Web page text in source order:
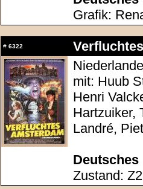
Grafik:
# 6322
mit: Huub
Henri
Hartzuiker,
Landré,
Deutsches
Zustand: